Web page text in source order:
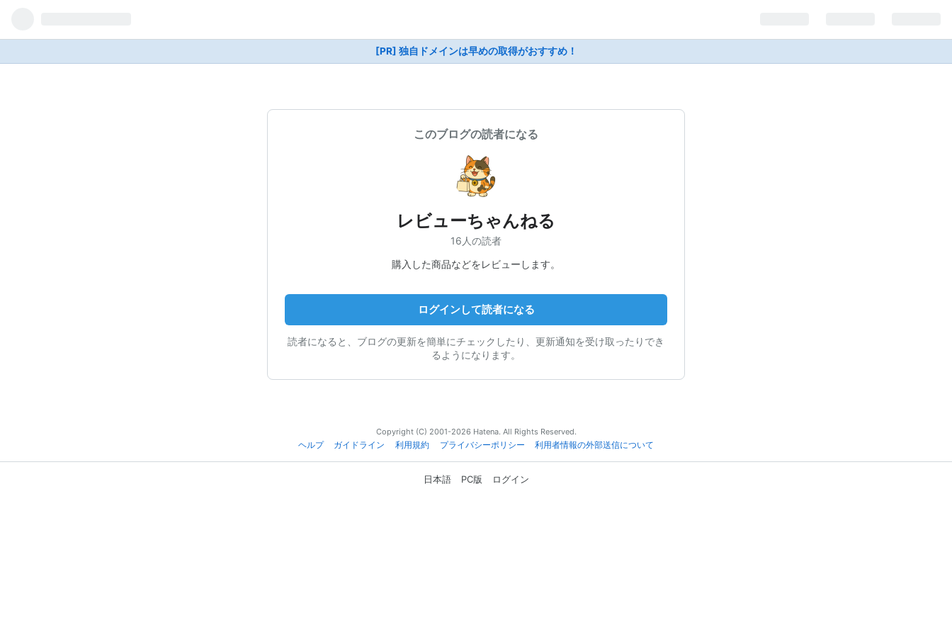
[PR] 独自ドメインは早めの取得がおすすめ！
このブログの読者になる
レビューちゃんねる
16人の読者
購入した商品などをレビューします。
ログインして読者になる
読者になると、ブログの更新を簡単にチェックしたり、更新通知を受け取ったりでき
るようになります。
Copyright (C) 2001-2026 Hatena. All Rights Reserved.
ヘルプ
ガイドライン 利用規約 プライバシーポリシー 利用者情報の外部送信について
日本語 PC版 ログイン